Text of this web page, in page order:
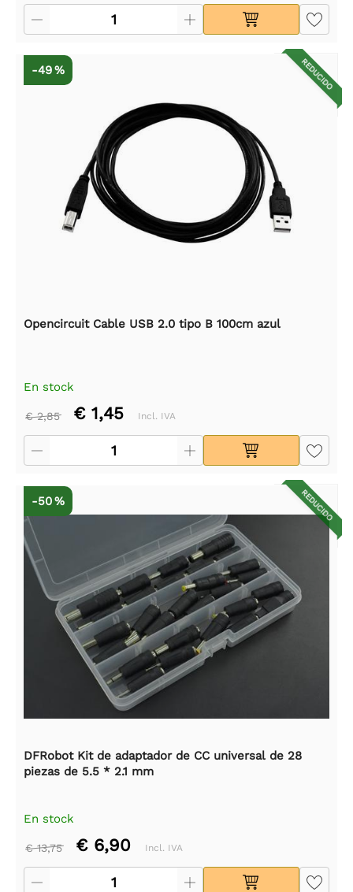
REDUCIDO
-49 %
Opencircuit Cable USB 2.0 tipo B 100cm azul
En stock
€ 2,85 € 1,45 Incl. IVA
REDUCIDO
-50 %
DFRobot Kit de adaptador de CC universal de 28
piezas de 5.5 * 2.1 mm
En stock
€ 13,75 € 6,90 Incl. IVA